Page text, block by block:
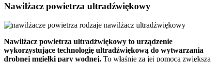
Nawilżacz powietrza ultradźwiękowy
Nawilżacz powietrza ultradźwiękowy to urządzenie
wykorzystujące technologię ultradźwiękową do wytwarzania
drobnej mgiełki pary wodnej. To właśnie za jej pomocą zwiększa